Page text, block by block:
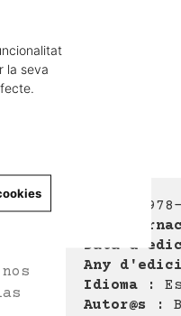
Data
Any
Idioma :
Autor@s :
la seva